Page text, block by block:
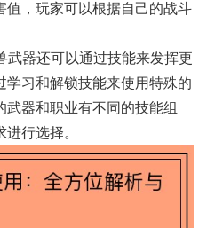
值，玩家可以根据自己的战斗
武器还可以通过技能来发挥更
习和解锁技能来使用特殊的
器和职业有不同的技能组
行选择。